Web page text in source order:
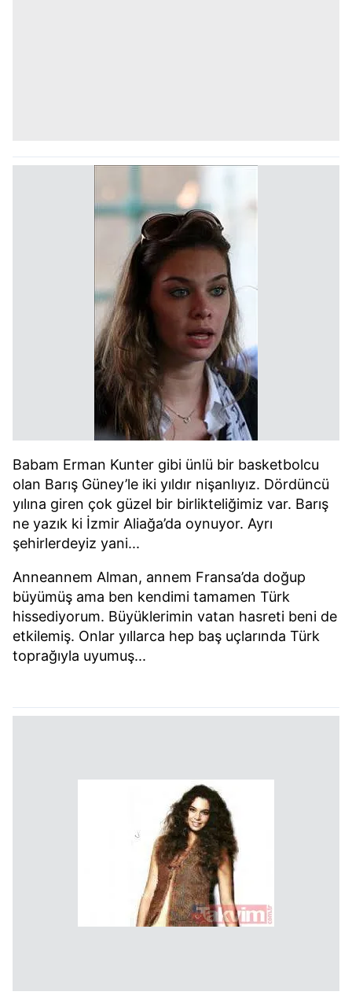
Babam Erman Kunter gibi ünlü bir basketbolcu
olan Barış Güney’le iki yıldır nişanlıyız. Dördüncü
yılına giren çok güzel bir birlikteliğimiz var. Barış
ne yazık ki İzmir Aliağa’da oynuyor. Ayrı
şehirlerdeyiz yani...
Anneannem Alman, annem Fransa’da doğup
büyümüş ama ben kendimi tamamen Türk
hissediyorum. Büyüklerimin vatan hasreti beni de
etkilemiş. Onlar yıllarca hep baş uçlarında Türk
toprağıyla uyumuş...